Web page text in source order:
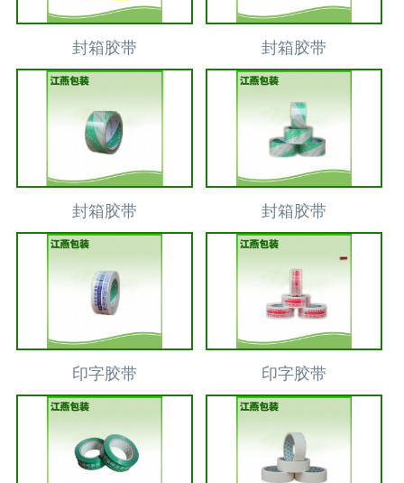
封箱胶带 封箱胶带
封箱胶带 封箱胶带
印字胶带 印字胶带